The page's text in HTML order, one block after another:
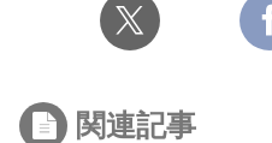
関連記事